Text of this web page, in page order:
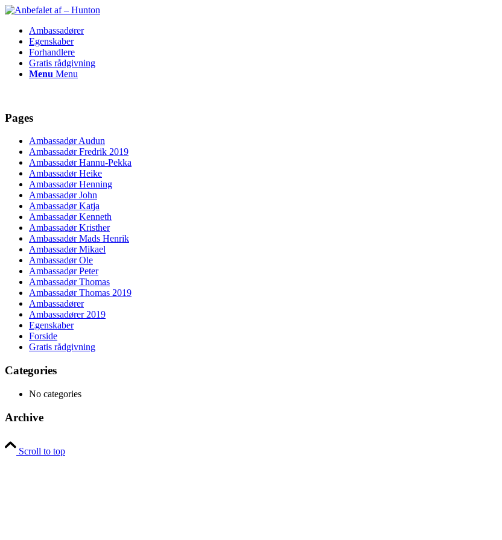
Ambassadører
Egenskaber
Forhandlere
Gratis rådgivning
Menu Menu
Pages
Ambassadør Audun
Ambassadør Fredrik 2019
Ambassadør Hannu-Pekka
Ambassadør Heike
Ambassadør Henning
Ambassadør John
Ambassadør Katja
Ambassadør Kenneth
Ambassadør Kristher
Ambassadør Mads Henrik
Ambassadør Mikael
Ambassadør Ole
Ambassadør Peter
Ambassadør Thomas
Ambassadør Thomas 2019
Ambassadører
Ambassadører 2019
Egenskaber
Forside
Gratis rådgivning
Categories
No categories
Archive
Scroll to top